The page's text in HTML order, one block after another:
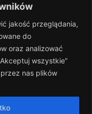
jakość przeglądania,
do
oraz analizować
wszystkie”
nas plików
internetową w tej